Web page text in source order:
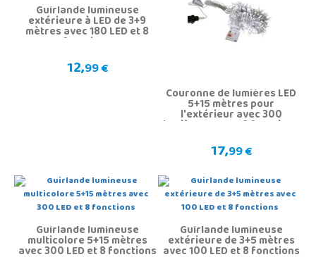
Guirlande lumineuse
extérieure à LED de 3+9
mètres avec 180 LED et 8
fonctions
12,99 €
Couronne de lumières LED
5+15 mètres pour
l'extérieur avec 300
lumières LED et 8 fonctions
17,99 €
Guirlande lumineuse
multicolore 5+15 mètres
avec 300 LED et 8 fonctions
Guirlande lumineuse
extérieure de 3+5 mètres
avec 100 LED et 8 fonctions